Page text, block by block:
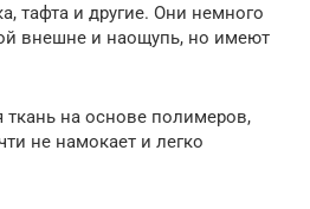
тафта и другие. Они немного
внешне и наощупь, но имеют
ткань на основе полимеров,
не намокает и легко